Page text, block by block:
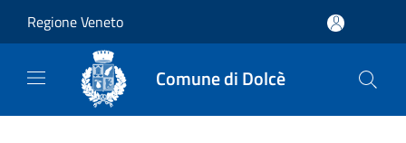
Regione Veneto
Comune di Dolcè